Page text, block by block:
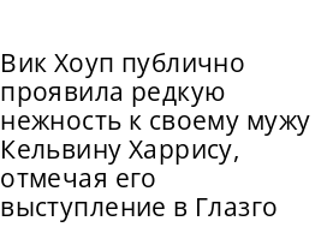
Вик Хоуп публично
проявила редкую
нежность к своему мужу
Кельвину Харрису,
отмечая его
выступление в Глазго